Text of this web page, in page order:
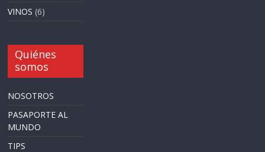
VINOS (6)
Quiénes
somos
NOSOTROS
PASAPORTE AL
MUNDO
TIPS